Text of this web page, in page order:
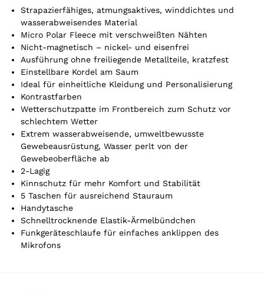
r
i
k
e
l
.
Y
o
i
s
Strapazierfähiges, atmungsaktives, winddichtes und
wasserabweisendes Material
Micro Polar Fleece mit verschweißten Nähten
Nicht-magnetisch – nickel- und eisenfrei
Ausführung ohne freiliegende Metallteile, kratzfest
Einstellbare Kordel am Saum
Ideal für einheitliche Kleidung und Personalisierung
Kontrastfarben
Wetterschutzpatte im Frontbereich zum Schutz vor
schlechtem Wetter
Extrem wasserabweisende, umweltbewusste
Gewebeausrüstung, Wasser perlt von der
Gewebeoberfläche ab
2-Lagig
Kinnschutz für mehr Komfort und Stabilität
5 Taschen für ausreichend Stauraum
Handytasche
Schnelltrocknende Elastik-Ärmelbündchen
Funkgeräteschlaufe für einfaches anklippen des
Mikrofons